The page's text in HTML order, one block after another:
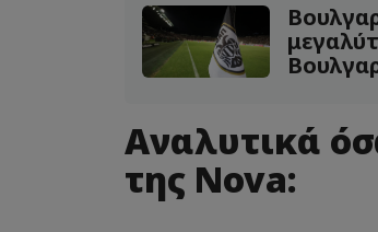
Αναλυτικά
της Nova: